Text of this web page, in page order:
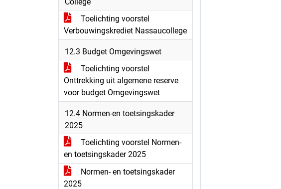
Toelichting voorstel
Verbouwingskrediet Nassaucollege
12.3 Budget Omgevingswet
Toelichting voorstel
Onttrekking uit algemene reserve
voor budget Omgevingswet
12.4 Normen-en toetsingskader
2025
Toelichting voorstel Normen-
en toetsingskader 2025
Normen- en toetsingskader
2025